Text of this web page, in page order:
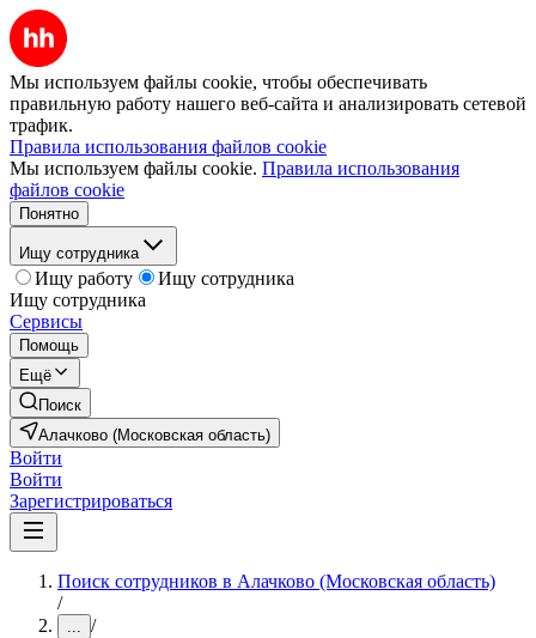
Мы используем файлы cookie, чтобы обеспечивать
правильную работу нашего веб-сайта и анализировать сетевой
трафик.
Правила использования файлов cookie
Мы используем файлы cookie. Правила использования
файлов cookie
Понятно
Ищу сотрудника
Ищу работу
Ищу сотрудника
Ищу сотрудника
Сервисы
Помощь
Ещё
Поиск
Алачково (Московская область)
Войти
Войти
Зарегистрироваться
Поиск сотрудников в Алачково (Московская область)
/
... /